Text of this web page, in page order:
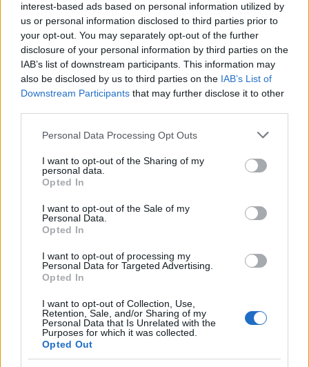
interest-based ads based on personal information utilized by
us or personal information disclosed to third parties prior to
your opt-out. You may separately opt-out of the further
disclosure of your personal information by third parties on the
IAB’s list of downstream participants. This information may
also be disclosed by us to third parties on the IAB’s List of
Downstream Participants that may further disclose it to other
Please note that this website/app uses one or more Google
not limited to your visit or usage behaviour. You may click to
grant or deny consent to Google and its third-party tags to
use your data for below specified purposes in below Google
consent section.
Personal Data Processing Opt Outs
I want to opt-out of the Sharing of my
personal data.
Opted In
I want to opt-out of the Sale of my
Personal Data.
Opted In
I want to opt-out of processing my
Personal Data for Targeted Advertising.
Opted In
I want to opt-out of Collection, Use,
Retention, Sale, and/or Sharing of my
Personal Data that Is Unrelated with the
Purposes for which it was collected.
Opted Out